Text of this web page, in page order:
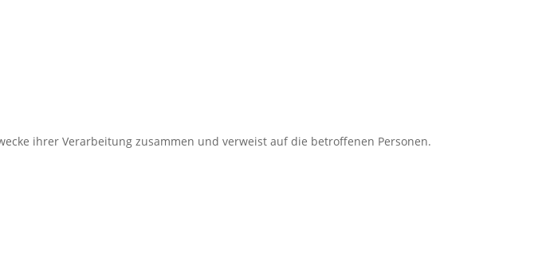
ihrer Verarbeitung zusammen und verweist auf die betroffenen Personen.